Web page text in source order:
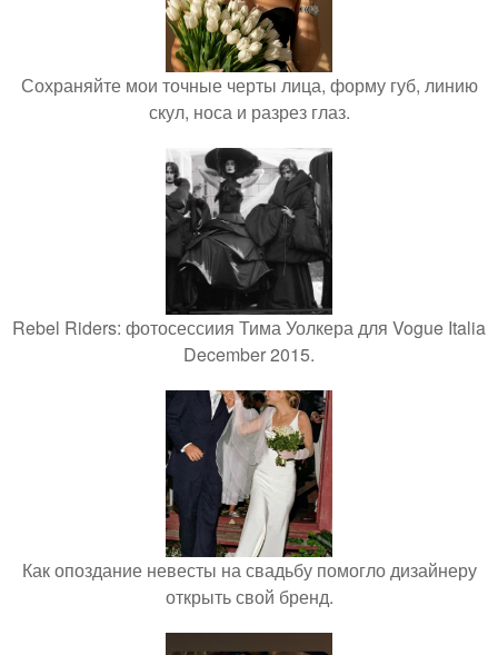
Сохраняйте мои точные черты лица, форму губ, линию
скул, носа и разрез глаз.
Rebel Riders: фотосессиия Тима Уолкера для Vogue Italia
December 2015.
Как опоздание невесты на свадьбу помогло дизайнеру
открыть свой бренд.